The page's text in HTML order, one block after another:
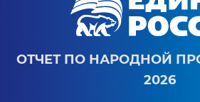
ОТЧЕТ ПО НАРОДНОЙ
2026